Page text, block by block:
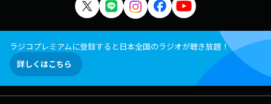
ラジコプレミアムに登録すると日本全国のラジオが聴き放題！
詳しくはこちら